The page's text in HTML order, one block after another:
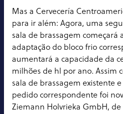
Mas a Cervecería
para ir além: Agora, uma
sala de brassagem começará
adaptação do bloco frio
aumentará a capacidade da
milhões de hl por ano. Assim
sala de brassagem existente
pedido correspondente foi
Ziemann Holvrieka GmbH,